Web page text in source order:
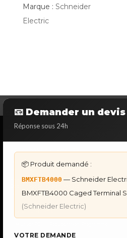
Marque : Schneider
Electric
📧 Demander un devis
Réponse sous 24h
📦 Produit demandé :
BMXFTB4000 — Schneider
BMXFTB4000 Caged Terminal
(Schneider Electric)
VOTRE DEMANDE
Dépannage Siemens S7
Dépannage Omron Sysmac
Dépannage ABB AC500
IHM & PUPITRES
IHM Lauer GAME & PCS — Programme